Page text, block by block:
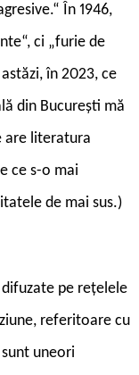
În 1946,
ci „furie de
în 2023, ce
din București mă
are literatura
ce s-o mai
de mai sus.)
pe rețelele
referitoare cu
uneori